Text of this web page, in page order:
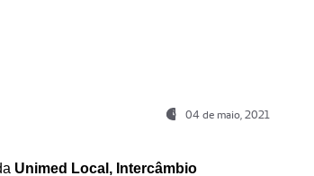
04 de maio, 2021
Unimed Local, Intercâmbio